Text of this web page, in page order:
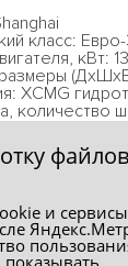
класс:
кВт:
XCMG
количество
файлов
и сервисы